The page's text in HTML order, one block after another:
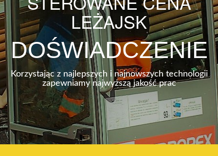
LEŻAJSK
DOŚWIADCZENIE
Korzystając z najlepszych i najnowszych technologii
zapewniamy najwyższą jakość prac